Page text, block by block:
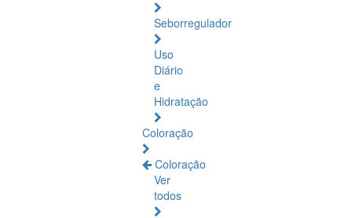
Seborregulador
Uso
Diário
e
Hidratação
Coloração
Coloração
Ver
todos